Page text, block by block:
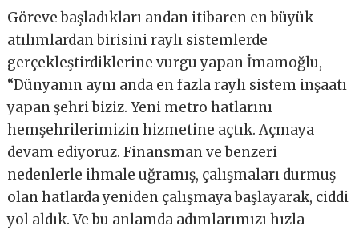
Göreve başladıkları andan itibaren en büyük
atılımlardan birisini raylı sistemlerde
gerçekleştirdiklerine vurgu yapan İmamoğlu,
“Dünyanın aynı anda en fazla raylı sistem inşaatı
yapan şehri biziz. Yeni metro hatlarını
hemşehrilerimizin hizmetine açtık. Açmaya
devam ediyoruz. Finansman ve benzeri
nedenlerle ihmale uğramış, çalışmaları durmuş
olan hatlarda yeniden çalışmaya başlayarak, ciddi
yol aldık. Ve bu anlamda adımlarımızı hızla